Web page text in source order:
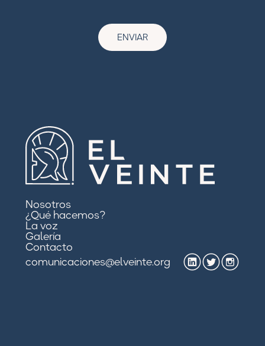
ENVIAR
Nosotros
¿Qué hacemos?
La voz
Galería
Contacto
comunicaciones@elveinte.org